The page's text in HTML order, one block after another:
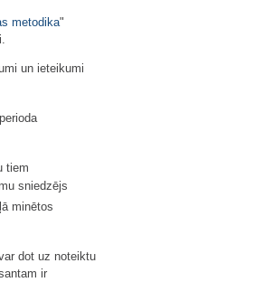
metodika"
un ieteikumi
tiem
sniedzējs
minētos
dot uz noteiktu
ir